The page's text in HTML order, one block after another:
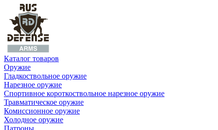
Каталог товаров
Оружие
Гладкоствольное оружие
Нарезное оружие
Спортивное короткоствольное нарезное оружие
Травматическое оружие
Комиссионное оружие
Холодное оружие
Патроны